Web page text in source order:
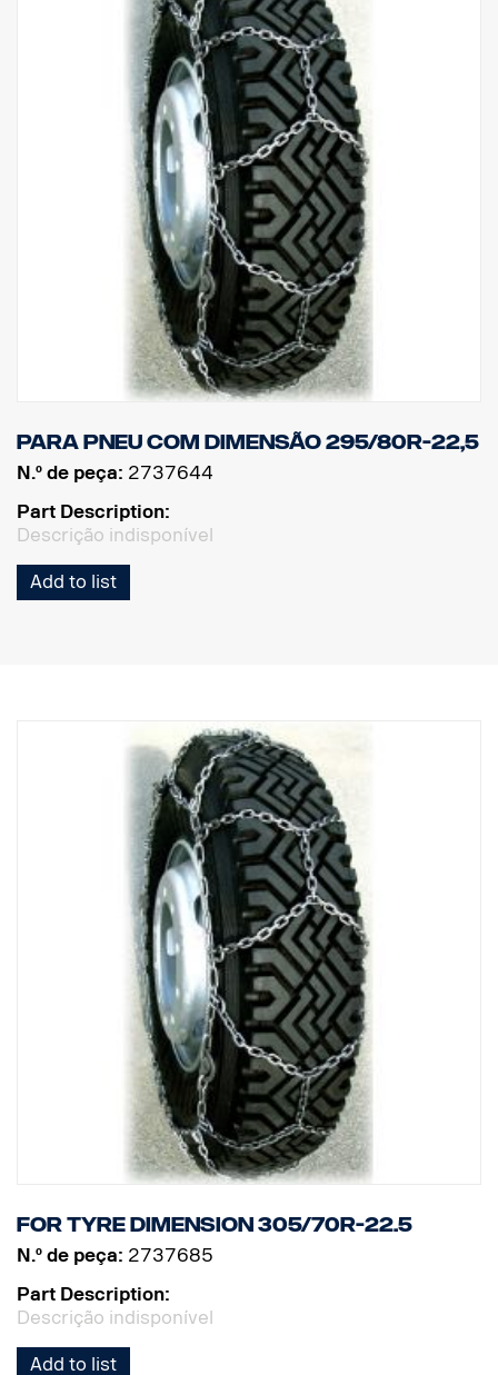
Para pneu com dimensão 295/80R-22,5
N.º de peça: 2737644
Part Description:
Descrição indisponível
Add to list
For tyre dimension 305/70R-22.5
N.º de peça: 2737685
Part Description:
Descrição indisponível
Add to list